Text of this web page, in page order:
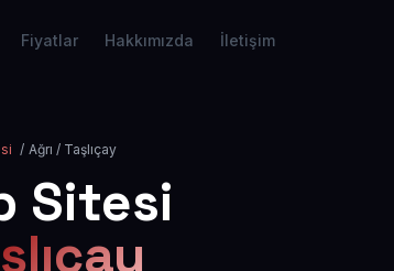
Fiyatlar Hakkımızda İletişim
/ Ağrı / Taşlıçay
Sitesi